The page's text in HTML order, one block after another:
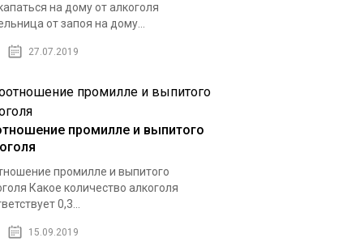
на дому от алкоголя
от запоя на дому...
27.07.2019
промилле и выпитого
промилле и выпитого
Какое количество алкоголя
0,3...
15.09.2019